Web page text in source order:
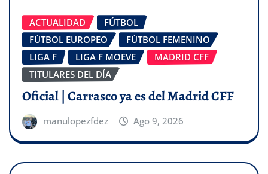
ACTUALIDAD
FÚTBOL
FÚTBOL EUROPEO
FÚTBOL FEMENINO
LIGA F
LIGA F MOEVE
MADRID CFF
TITULARES DEL DÍA
Oficial | Carrasco ya es del Madrid CFF
manulopezfdez Ago 9, 2026